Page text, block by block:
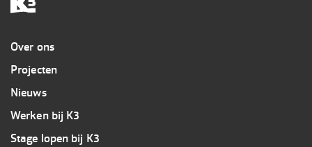
Overig
Over ons
Projecten
Nieuws
Werken bij K3
Stage lopen bij K3